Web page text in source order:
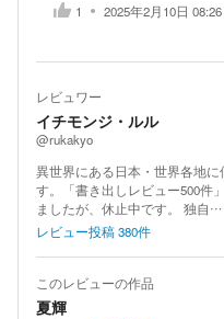
1 2025年2月10日 08:26
レビュワー
イチモンジ・ルル
@rukakyo
異世界にある日本・世界各地
す。「書き出しレビュー500件
ましたが、休止中です。 独自…
レビュー投稿380件
このレビューの作品
夏輝